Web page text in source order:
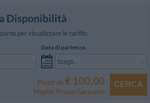
Disponibilità
per visualizzare le tariffe:
Data di partenza:
Scegli...
Prezzi da € 100,00
Miglior Prezzo Garantito
CERCA